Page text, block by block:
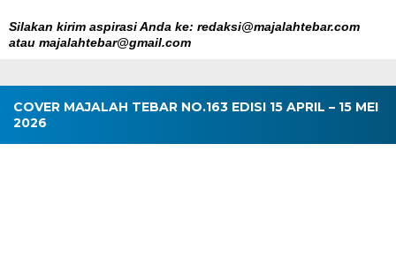
Silakan kirim aspirasi Anda ke: redaksi@majalahtebar.com
atau majalahtebar@gmail.com
COVER MAJALAH TEBAR NO.163 EDISI 15 APRIL – 15 MEI
2026